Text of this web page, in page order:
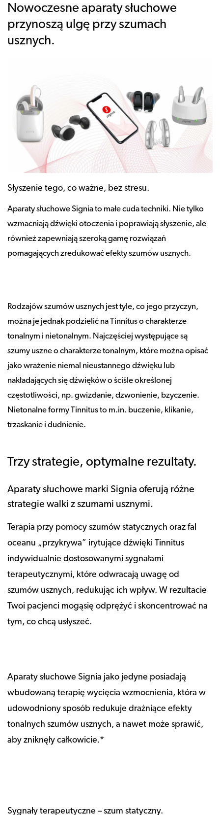
Nowoczesne aparaty słuchowe
przynoszą ulgę przy szumach
usznych.
Słyszenie tego, co ważne, bez stresu.
Aparaty słuchowe Signia to małe cuda techniki. Nie tylko
wzmacniają dźwięki otoczenia i poprawiają słyszenie, ale
również zapewniają szeroką gamę rozwiązań
pomagających zredukować efekty szumów usznych.
Rodzajów szumów usznych jest tyle, co jego przyczyn,
można je jednak podzielić na Tinnitus o charakterze
tonalnym i nietonalnym. Najczęściej występujące są
szumy uszne o charakterze tonalnym, które można opisać
jako wrażenie niemal nieustannego dźwięku lub
nakładających się dźwięków o ściśle określonej
częstotliwości, np. gwizdanie, dzwonienie, bzyczenie.
Nietonalne formy Tinnitus to m.in. buczenie, klikanie,
trzaskanie i dudnienie.
Trzy strategie, optymalne rezultaty.
Aparaty słuchowe marki Signia oferują różne
strategie walki z szumami usznymi.
Terapia przy pomocy szumów statycznych oraz fal
oceanu „przykrywa” irytujące dźwięki Tinnitus
indywidualnie dostosowanymi sygnałami
terapeutycznymi, które odwracają uwagę od
szumów usznych, redukując ich wpływ. W rezultacie
Twoi pacjenci mogąsię odprężyć i skoncentrować na
tym, co chcą usłyszeć.
Aparaty słuchowe Signia jako jedyne posiadają
wbudowaną terapię wycięcia wzmocnienia, która w
udowodniony sposób redukuje drażniące efekty
tonalnych szumów usznych, a nawet może sprawić,
aby zniknęły całkowicie.*
Sygnały terapeutyczne – szum statyczny.